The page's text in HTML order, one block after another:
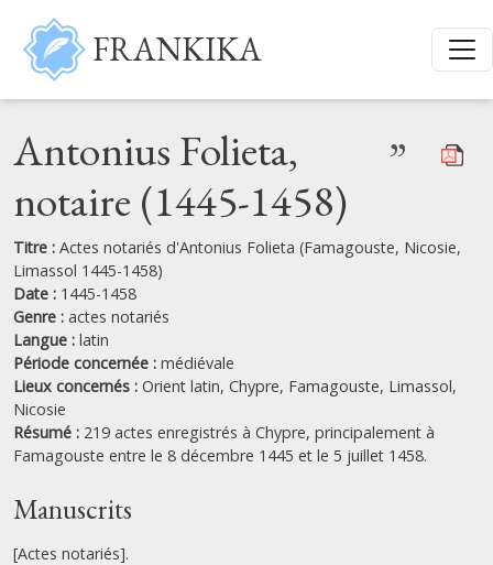
Aller au contenu principal
FRANKIKA
Antonius Folieta,
notaire (1445-1458)
”
Titre : Actes notariés d'Antonius Folieta (Famagouste, Nicosie,
Limassol 1445-1458)
Date : 1445-1458
Genre : actes notariés
Langue : latin
Période concernée : médiévale
Lieux concernés : Orient latin, Chypre, Famagouste, Limassol,
Nicosie
Résumé : 219 actes enregistrés à Chypre, principalement à
Famagouste entre le 8 décembre 1445 et le 5 juillet 1458.
Manuscrits
[Actes notariés].